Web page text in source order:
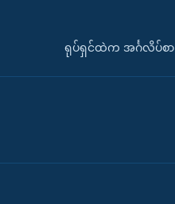
ရုပ်ရှင်ထဲက အင်္ဂလိပ်စာ